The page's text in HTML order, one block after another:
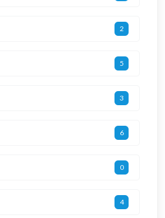
2
5
3
6
0
4